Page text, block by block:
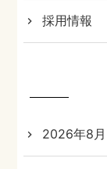
採用情報
2026年8月